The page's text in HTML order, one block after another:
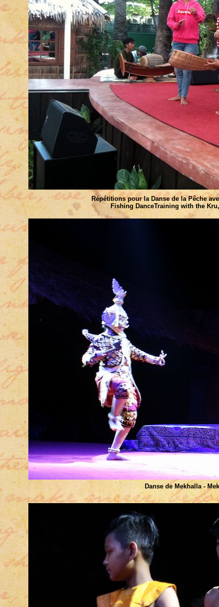
Répétitions pour la Danse de la Pêche
Fishing DanceTraining with the
Danse de Mekhalla -